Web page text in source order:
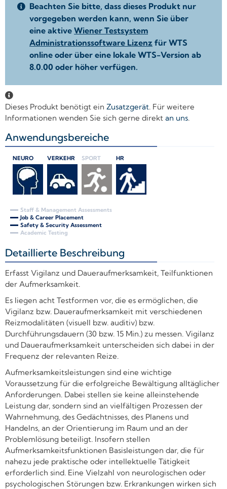
Beachten Sie bitte, dass dieses Produkt nur
vorgegeben werden kann, wenn Sie über
eine aktive Wiener Testsystem
Administrationssoftware Lizenz für WTS
online oder über eine lokale WTS-Version ab
8.0.00 oder höher verfügen.
Dieses Produkt benötigt ein Zusatzgerät. Für weitere
Informationen wenden Sie sich gerne direkt an uns.
Anwendungsbereiche
NEURO VERKEHR SPORT HR
Staff & Management Assessments
Job & Career Placement
Safety & Security Assessment
Academic Testing
Detaillierte Beschreibung
Erfasst Vigilanz und Daueraufmerksamkeit, Teilfunktionen
der Aufmerksamkeit.
Es liegen acht Testformen vor, die es ermöglichen, die
Vigilanz bzw. Daueraufmerksamkeit mit verschiedenen
Reizmodalitäten (visuell bzw. auditiv) bzw.
Durchführungsdauern (30 bzw. 15 Min.) zu messen. Vigilanz
und Daueraufmerksamkeit unterscheiden sich dabei in der
Frequenz der relevanten Reize.
Aufmerksamkeitsleistungen sind eine wichtige
Voraussetzung für die erfolgreiche Bewältigung alltäglicher
Anforderungen. Dabei stellen sie keine alleinstehende
Leistung dar, sondern sind an vielfältigen Prozessen der
Wahrnehmung, des Gedächtnisses, des Planens und
Handelns, an der Orientierung im Raum und an der
Problemlösung beteiligt. Insofern stellen
Aufmerksamkeitsfunktionen Basisleistungen dar, die für
nahezu jede praktische oder intellektuelle Tätigkeit
erforderlich sind. Eine Vielzahl von neurologischen oder
psychologischen Störungen bzw. Erkrankungen wirken sich